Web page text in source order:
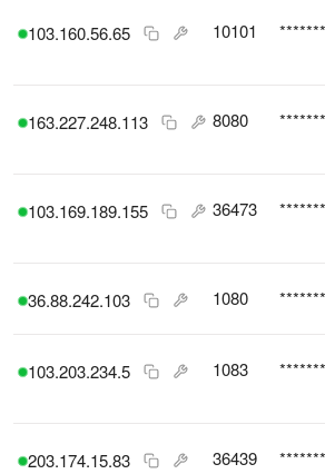
103.160.56.65 10101 *******
163.227.248.113 8080 *******
103.169.189.155 36473 *******
36.88.242.103 1080 *******
103.203.234.5 1083 *******
203.174.15.83 36439 *******